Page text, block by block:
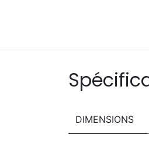
DIMENSIONS